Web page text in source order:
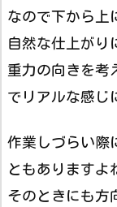
なので下から上
自然な仕上がり
重力の向きを考
でリアルな感じ
作業しづらい際
ともありますよ
そのときにも方